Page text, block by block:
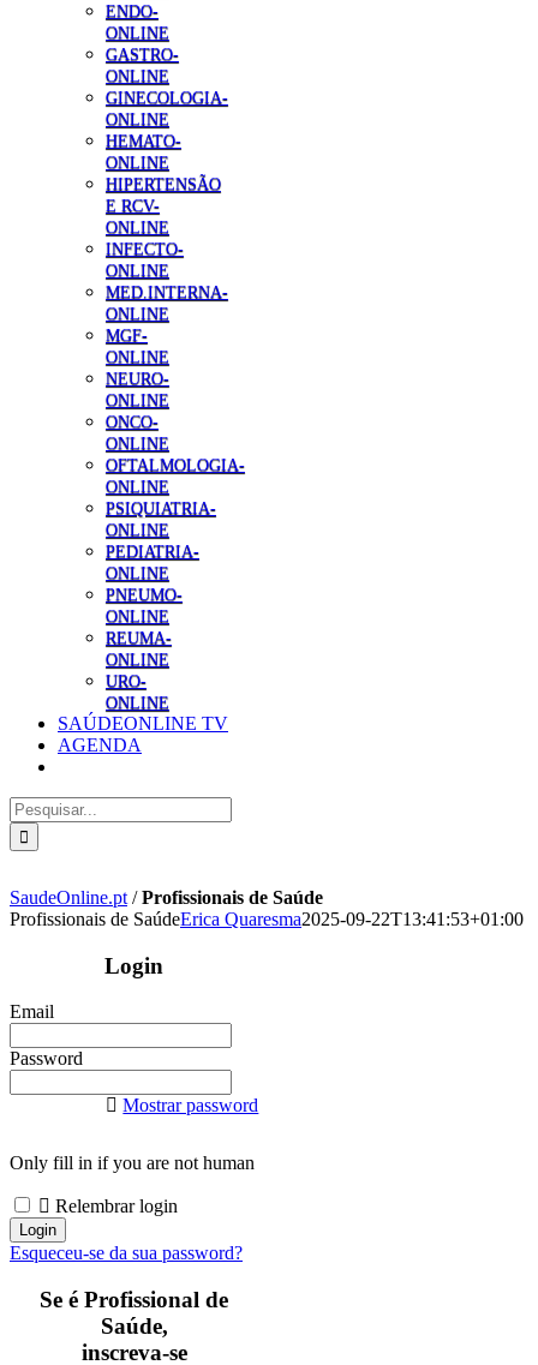
ENDO-
ONLINE
GASTRO-
ONLINE
GINECOLOGIA-
ONLINE
HEMATO-
ONLINE
HIPERTENSÃO
E RCV-
ONLINE
INFECTO-
ONLINE
MED.INTERNA-
ONLINE
MGF-
ONLINE
NEURO-
ONLINE
ONCO-
ONLINE
OFTALMOLOGIA-
ONLINE
PSIQUIATRIA-
ONLINE
PEDIATRIA-
ONLINE
PNEUMO-
ONLINE
REUMA-
ONLINE
URO-
ONLINE
SAÚDEONLINE TV
AGENDA
Pesquisar
SaudeOnline.pt /Profissionais de Saúde
Profissionais de SaúdeErica Quaresma2025-09-22T13:41:53+01:00
Login
Email
Password
Mostrar password
Only fill in if you are not human
Relembrar login
Esqueceu-se da sua password?
Se é Profissional de
Saúde,
inscreva-se